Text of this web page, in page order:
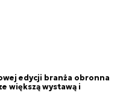
edycji branża obronna
większą wystawą i